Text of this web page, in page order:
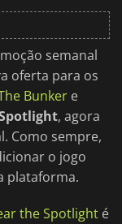
semanal
oferta para os
Bunker e
, agora
Como sempre,
o jogo
plataforma.
the Spotlight é